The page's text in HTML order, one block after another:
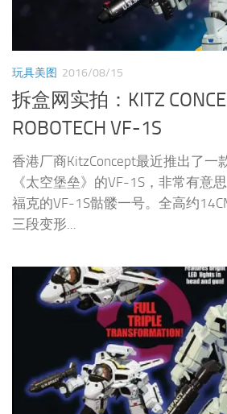
玩具美图 2016/08/15
拆盒网实拍：KITZ
ROBOTECH VF-1S
香港厂商KitzConcept最近推出了一
《太空堡垒》的VF-1S，非常有意
福克的VF-1S骷髅一号。全高约
三段变形...